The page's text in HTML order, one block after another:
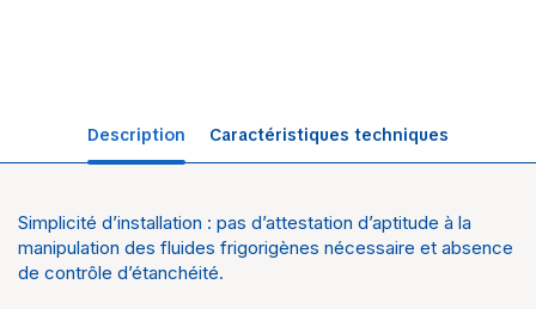
Description Caractéristiques techniques
Simplicité d’installation : pas d’attestation d’aptitude à la
manipulation des fluides frigorigènes nécessaire et absence
de contrôle d’étanchéité.
Univers Pompes à chaleur
Marque